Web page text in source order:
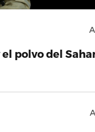
polvo del